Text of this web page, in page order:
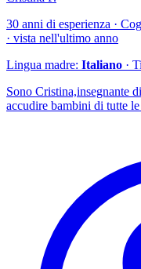
30 anni di esperienza ·
· vista nell'ultimo anno
Lingua madre: Italiano ·
Sono Cristina,insegnante
accudire bambini di tutte le